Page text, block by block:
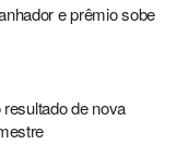
e prêmio sobe
de nova